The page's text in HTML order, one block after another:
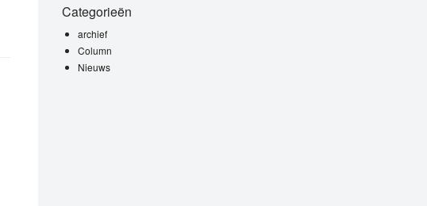
Categorieën
archief
Column
Nieuws